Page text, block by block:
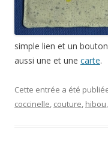
simple lien et un
aussi une et une carte.
Cette entrée a été
coccinelle, couture, hibou,